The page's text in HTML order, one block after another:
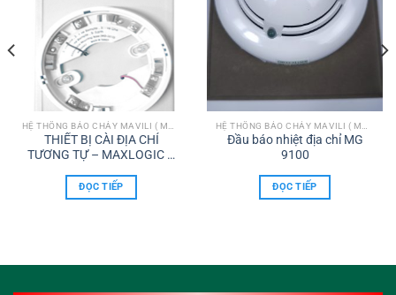
THIẾT BỊ CÀI ĐỊA CHỈ
TƯƠNG TỰ – MAXLOGIC &
ĐỌC TIẾP
Đầu báo nhiệt địa chỉ MG
9100
ĐỌC TIẾP